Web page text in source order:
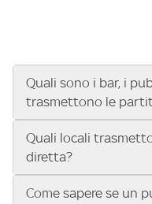
Quali sono i bar, i
trasmettono le
Se cerchi un bar, pub,
vedere le partite di Serie
UEFA Champions
Conference League, il
Quali locali
diretta?
Vuoi sapere quali bar,
Come sapere se un